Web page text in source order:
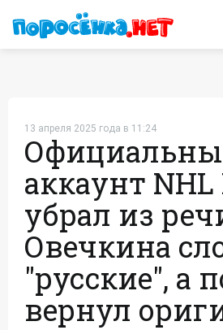
13 апреля 2025 года в 11:24
аккаунт NHL
убрал из
Овечкина
"русские", а
вернул